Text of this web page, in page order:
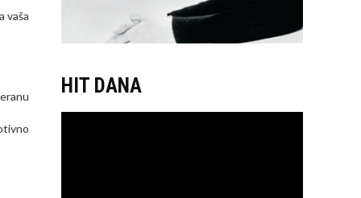
vaša
HIT DANA